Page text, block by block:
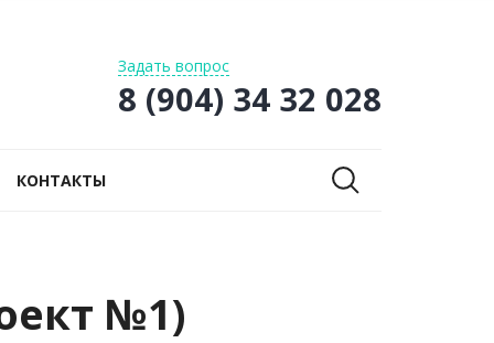
Задать вопрос
8 (904) 34 32 028
КОНТАКТЫ
№1)